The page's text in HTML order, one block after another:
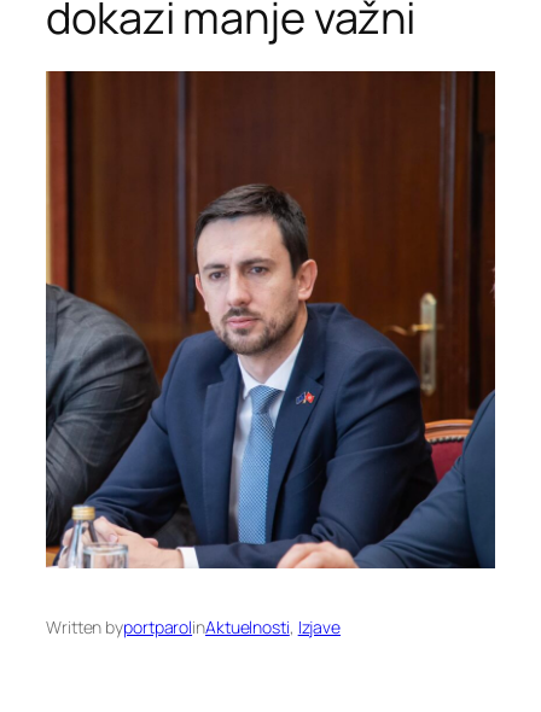
dokazi manje važni
Written byportparolinAktuelnosti, Izjave